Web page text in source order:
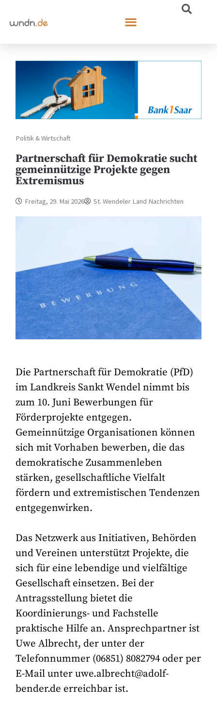
Politik & Wirtschaft
Partnerschaft für Demokratie sucht
gemeinnützige Projekte gegen
Extremismus
Freitag, 29. Mai 2026 St. Wendeler Land Nachrichten
Die Partnerschaft für Demokratie (PfD)
im Landkreis Sankt Wendel nimmt bis
zum 10. Juni Bewerbungen für
Förderprojekte entgegen.
Gemeinnützige Organisationen können
sich mit Vorhaben bewerben, die das
demokratische Zusammenleben
stärken, gesellschaftliche Vielfalt
fördern und extremistischen Tendenzen
entgegenwirken.
Das Netzwerk aus Initiativen, Behörden
und Vereinen unterstützt Projekte, die
sich für eine lebendige und vielfältige
Gesellschaft einsetzen. Bei der
Antragsstellung bietet die
Koordinierungs- und Fachstelle
praktische Hilfe an. Ansprechpartner ist
Uwe Albrecht, der unter der
Telefonnummer (06851) 8082794 oder per
E-Mail unter uwe.albrecht@adolf-
bender.de erreichbar ist.